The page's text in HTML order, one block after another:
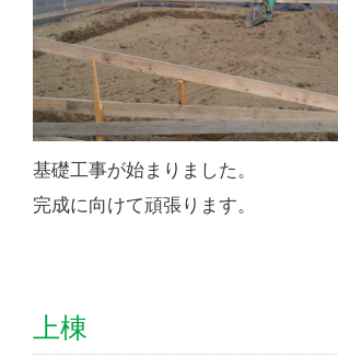
基礎工事が始まりました。
完成に向けて頑張ります。
上棟